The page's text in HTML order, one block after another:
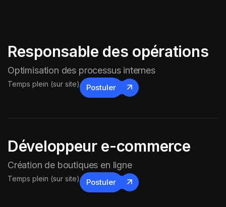
Responsable des opérations
Optimisation des processus internes
Temps plein (sur site) Postuler
Développeur e-commerce
Création de boutiques en ligne
Temps plein (sur site) Postuler